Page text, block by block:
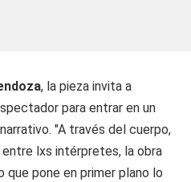
, la pieza invita a
para entrar en un
"A través del cuerpo,
lxs intérpretes, la obra
que pone en primer plano lo